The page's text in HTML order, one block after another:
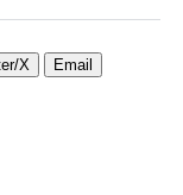
X Email